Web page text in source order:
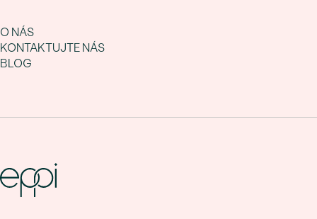
O NÁS
KONTAKTUJTE NÁS
BLOG